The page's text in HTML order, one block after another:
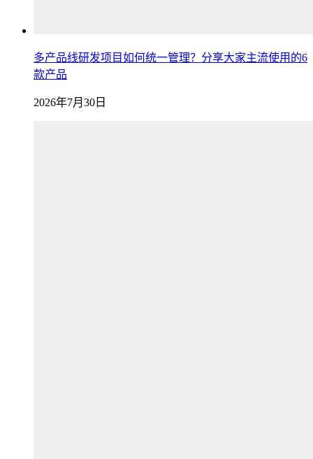
多产品线研发项目如何统一管理？分享大家主流使用的6
款产品
2026年7月30日